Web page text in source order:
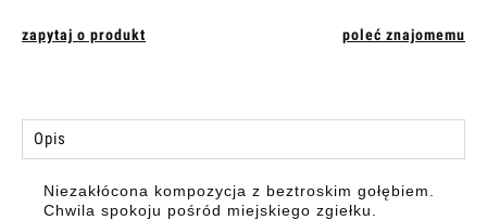
zapytaj o produkt poleć znajomemu
Opis
Niezakłócona kompozycja z beztroskim gołębiem.
Chwila spokoju pośród miejskiego zgiełku.